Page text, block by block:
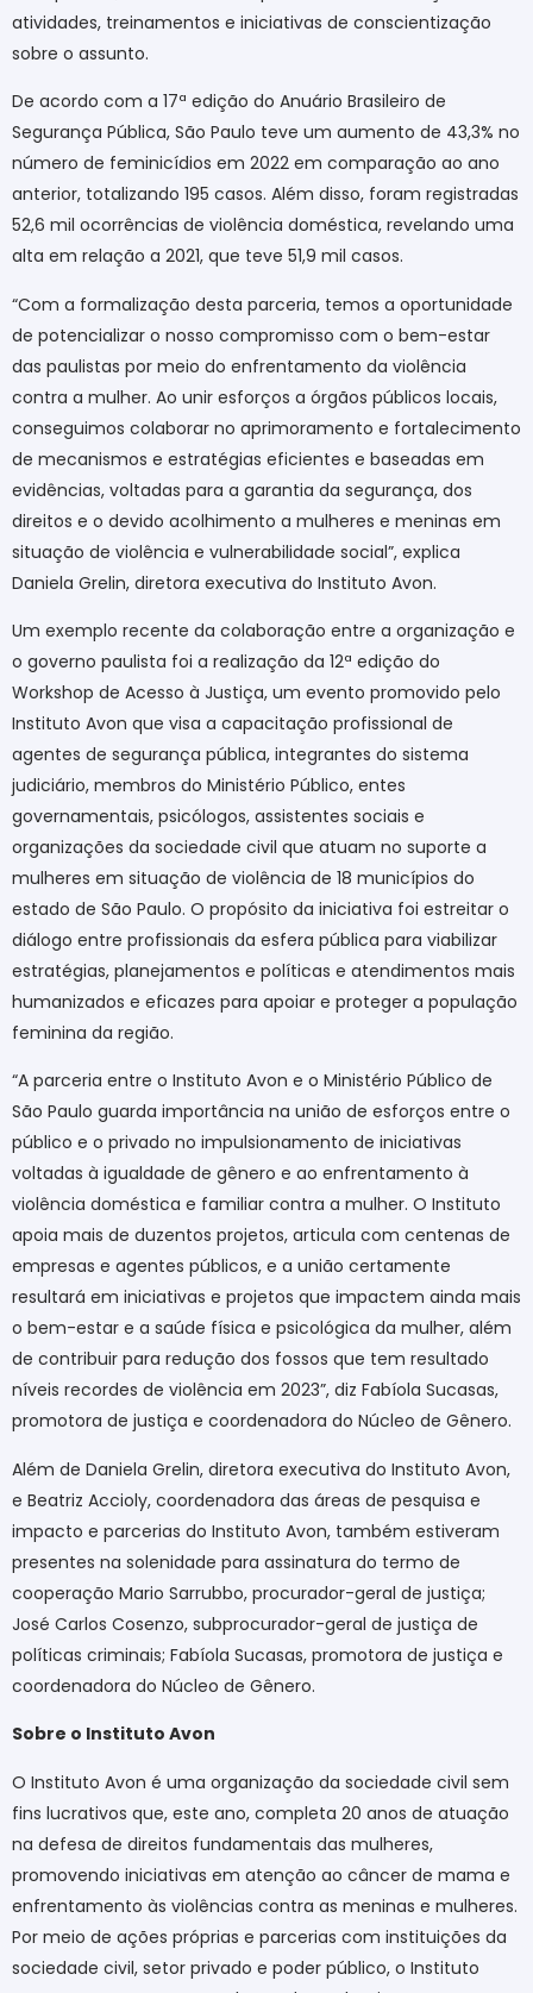
atividades, treinamentos e iniciativas de conscientização
sobre o assunto.
De acordo com a 17ª edição do Anuário Brasileiro de
Segurança Pública, São Paulo teve um aumento de 43,3% no
número de feminicídios em 2022 em comparação ao ano
anterior, totalizando 195 casos. Além disso, foram registradas
52,6 mil ocorrências de violência doméstica, revelando uma
alta em relação a 2021, que teve 51,9 mil casos.
“Com a formalização desta parceria, temos a oportunidade
de potencializar o nosso compromisso com o bem-estar
das paulistas por meio do enfrentamento da violência
contra a mulher. Ao unir esforços a órgãos públicos locais,
conseguimos colaborar no aprimoramento e fortalecimento
de mecanismos e estratégias eficientes e baseadas em
evidências, voltadas para a garantia da segurança, dos
direitos e o devido acolhimento a mulheres e meninas em
situação de violência e vulnerabilidade social”, explica
Daniela Grelin, diretora executiva do Instituto Avon.
Um exemplo recente da colaboração entre a organização e
o governo paulista foi a realização da 12ª edição do
Workshop de Acesso à Justiça, um evento promovido pelo
Instituto Avon que visa a capacitação profissional de
agentes de segurança pública, integrantes do sistema
judiciário, membros do Ministério Público, entes
governamentais, psicólogos, assistentes sociais e
organizações da sociedade civil que atuam no suporte a
mulheres em situação de violência de 18 municípios do
estado de São Paulo. O propósito da iniciativa foi estreitar o
diálogo entre profissionais da esfera pública para viabilizar
estratégias, planejamentos e políticas e atendimentos mais
humanizados e eficazes para apoiar e proteger a população
feminina da região.
“A parceria entre o Instituto Avon e o Ministério Público de
São Paulo guarda importância na união de esforços entre o
público e o privado no impulsionamento de iniciativas
voltadas à igualdade de gênero e ao enfrentamento à
violência doméstica e familiar contra a mulher. O Instituto
apoia mais de duzentos projetos, articula com centenas de
empresas e agentes públicos, e a união certamente
resultará em iniciativas e projetos que impactem ainda mais
o bem-estar e a saúde física e psicológica da mulher, além
de contribuir para redução dos fossos que tem resultado
níveis recordes de violência em 2023”, diz Fabíola Sucasas,
promotora de justiça e coordenadora do Núcleo de Gênero.
Além de Daniela Grelin, diretora executiva do Instituto Avon,
e Beatriz Accioly, coordenadora das áreas de pesquisa e
impacto e parcerias do Instituto Avon, também estiveram
presentes na solenidade para assinatura do termo de
cooperação Mario Sarrubbo, procurador-geral de justiça;
José Carlos Cosenzo, subprocurador-geral de justiça de
políticas criminais; Fabíola Sucasas, promotora de justiça e
coordenadora do Núcleo de Gênero.
Sobre o Instituto Avon
O Instituto Avon é uma organização da sociedade civil sem
fins lucrativos que, este ano, completa 20 anos de atuação
na defesa de direitos fundamentais das mulheres,
promovendo iniciativas em atenção ao câncer de mama e
enfrentamento às violências contra as meninas e mulheres.
Por meio de ações próprias e parcerias com instituições da
sociedade civil, setor privado e poder público, o Instituto